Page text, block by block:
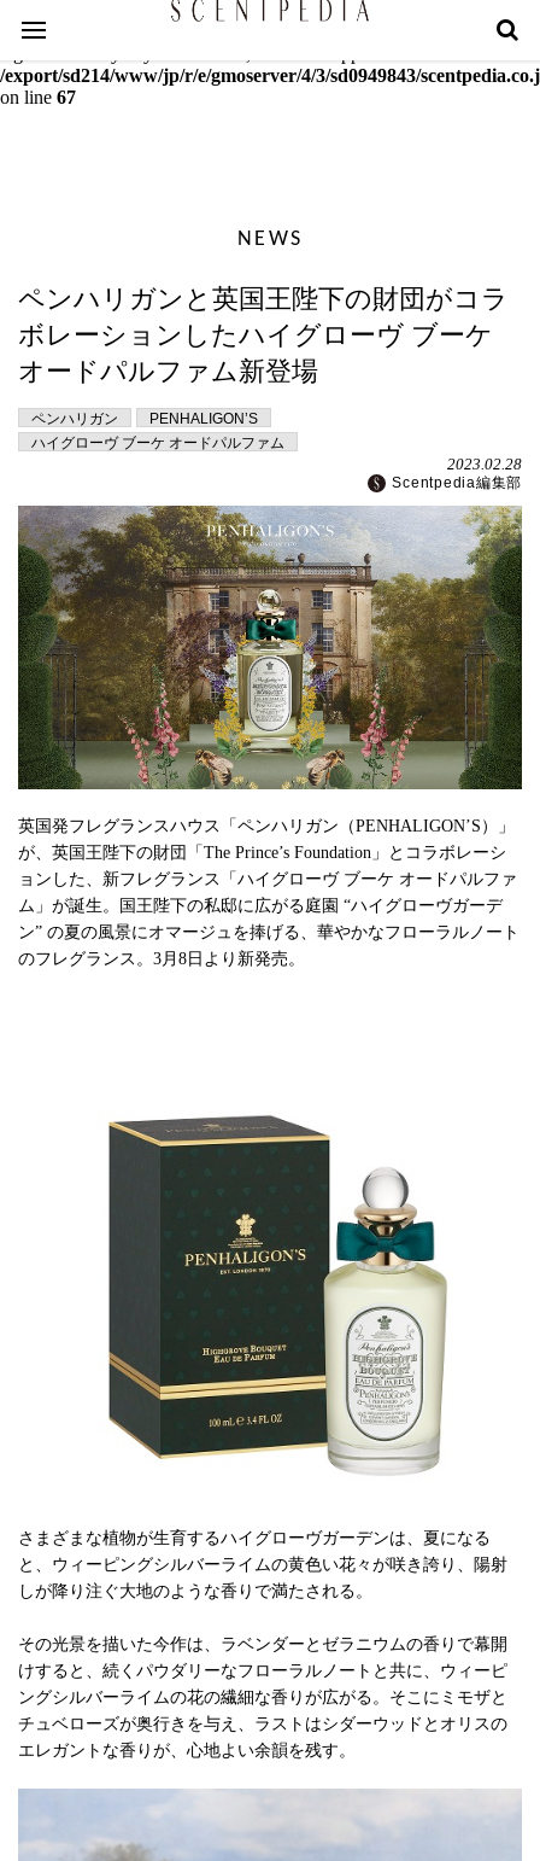
Warning
: mcrypt_decrypt(): Key of size 18 not supported by this
/export/sd214/www/jp/r/e/gmoserver/4/3/sd0949843/
on line 67
NEWS
ペンハリガンと英国王陛下の財団がコラ
ボレーションしたハイグローヴ ブーケ
オードパルファム新登場
ペンハリガン
PENHALIGON’S
ハイグローヴ ブーケ オードパルファム
2023.02.28
Scentpedia編集部
英国発フレグランスハウス「ペンハリガン（PENHALIGON’S）」
が、英国王陛下の財団「The Prince’s Foundation」とコラボレーシ
ョンした、新フレグランス「ハイグローヴ ブーケ オードパルファ
ム」が誕生。国王陛下の私邸に広がる庭園 “ハイグローヴガーデ
ン” の夏の風景にオマージュを捧げる、華やかなフローラルノート
のフレグランス。3月8日より新発売。
さまざまな植物が生育するハイグローヴガーデンは、夏になる
と、ウィーピングシルバーライムの黄色い花々が咲き誇り、陽射
しが降り注ぐ大地のような香りで満たされる。
その光景を描いた今作は、ラベンダーとゼラニウムの香りで幕開
けすると、続くパウダリーなフローラルノートと共に、ウィーピ
ングシルバーライムの花の繊細な香りが広がる。そこにミモザと
チュベローズが奥行きを与え、ラストはシダーウッドとオリスの
エレガントな香りが、心地よい余韻を残す。